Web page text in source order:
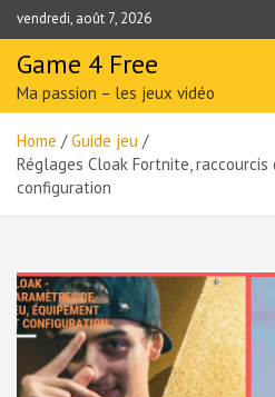
Skip
to
content
vendredi, août 7, 2026
Game 4 Free
Ma passion – les jeux vidéo
Home
Guide jeu
Réglages Cloak Fortnite,
configuration